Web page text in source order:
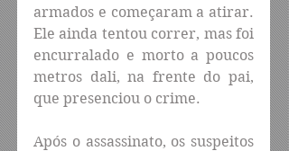
armados e começaram a atirar.
Ele ainda tentou correr, mas foi
encurralado e morto a poucos
metros dali, na frente do pai,
que presenciou o crime.
Após o assassinato, os suspeitos